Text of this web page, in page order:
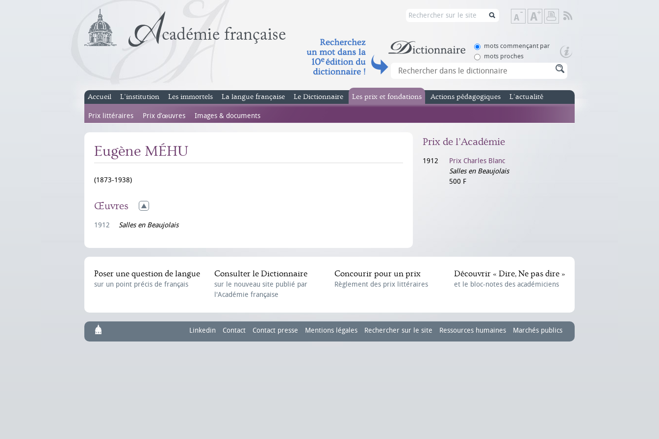
Diminuer
la
de
Augmenter
la
de
mots commençant par
mots proches
Accueil L’institution Les immortels La langue française Le Dictionnaire Les prix et fondations
Prix littéraires Prix d’œuvres Images & documents
Actions pédagogiques L’actualité
Eugène MÉHU
(1873-1938)
Œuvres
1912 Salles en Beaujolais
Prix de l’Académie
1912
Prix Charles Blanc
Salles en Beaujolais
500 F
Poser une question de langue
sur un point précis de français
Consulter le Dictionnaire
sur le nouveau site publié par
l'Académie française
Concourir pour un prix
Règlement des prix littéraires
Découvrir « Dire, Ne pas dire »
et le bloc-notes des académiciens
Linkedin Contact Contact presse Mentions légales Rechercher sur le site Ressources humaines Marchés publics